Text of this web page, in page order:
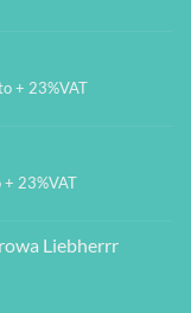
zł
zł
zł
+ 23%VAT
23%VAT
Liebherrr